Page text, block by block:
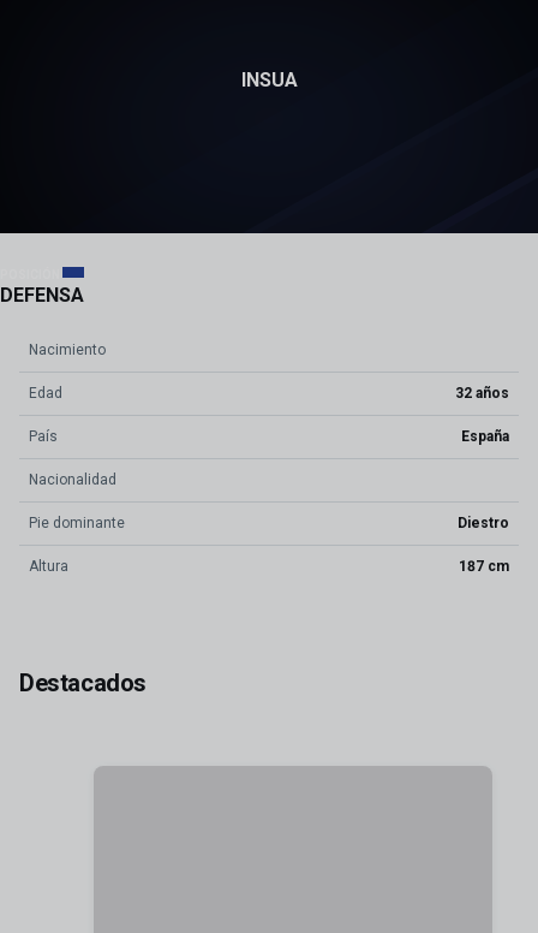
INSUA
4
DEFENSA
Nacimiento
Edad 32 años
País España
Nacionalidad
Pie dominante Diestro
Altura 187 cm
Destacados